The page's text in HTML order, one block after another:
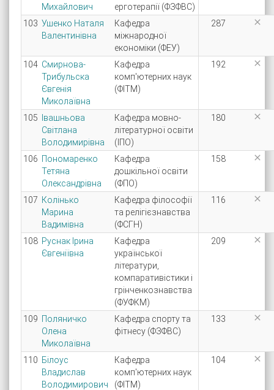
Михайлович
ерготерапії (ФЗФВС)
103 Ушенко Наталя
Валентинівна
Кафедра
міжнародної
економіки (ФЕУ)
287 
104 Смирнова-
Трибульска
Євгенія
Миколаївна
Кафедра
комп'ютерних наук
(ФІТМ)
192 
105
Івашньова
Світлана
Володимирівна
Кафедра мовно-
літературної освіти
(ІПО)
180 
106 Пономаренко
Тетяна
Олександрівна
Кафедра
дошкільної освіти
(ФПО)
158 
107 Колінько
Марина
Вадимівна
Кафедра філософії
та релігієзнавства
(ФСГН)
116 
108 Руснак Ірина
Євгеніївна
Кафедра
української
літератури,
компаративістики і
грінченкознавства
(ФУФКМ)
209 
109 Поляничко
Олена
Миколаївна
Кафедра спорту та
фітнесу (ФЗФВС)
133 
110 Білоус
Владислав
Володимирович
Кафедра
комп'ютерних наук
(ФІТМ)
104 